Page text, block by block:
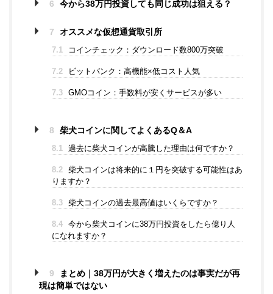
6 今から38万円投資しても同じ成功は狙える？
7 オススメな仮想通貨取引所
7.1 コインチェック：ダウンロード数800万突破
7.2 ビットバンク：高機能×低コスト人気
7.3 GMOコイン：手数料が安くサービスが多い
8 柴犬コインに関してよくあるQ＆A
8.1 過去に柴犬コインが高騰した理由は何ですか？
8.2
柴犬コインは将来的に１円を突破する可能性はあ
りますか？
8.3 柴犬コインの過去最高値はいくらですか？
8.4
今から柴犬コインに38万円投資をしたら億り人
になれますか？
9
まとめ｜38万円が大きく増えたのは事実だが再
現は簡単ではない